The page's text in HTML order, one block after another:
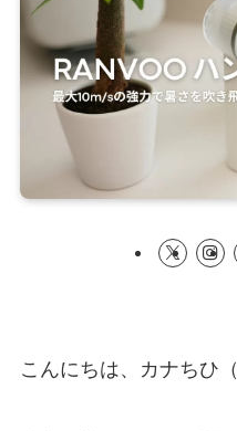
こんにちは、カナちひ（